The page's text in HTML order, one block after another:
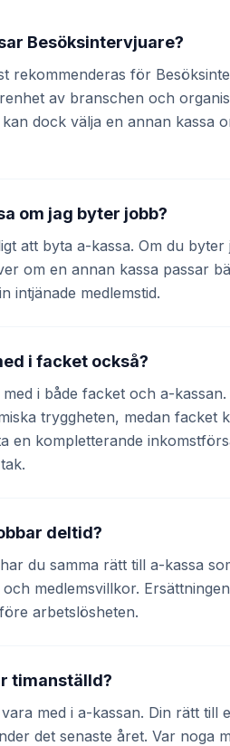
Besöksintervjuare?
rekommenderas för
av branschen och
dock välja en annan kassa
om jag byter jobb?
att byta a-kassa. Om du
om en annan kassa passar
intjänade medlemstid.
i facket också?
i både facket och a-
tryggheten, medan facket
en kompletterande
deltid?
du samma rätt till a-kassa
medlemsvillkor.
arbetslösheten.
timanställd?
med i a-kassan. Din rätt
det senaste året. Var noga